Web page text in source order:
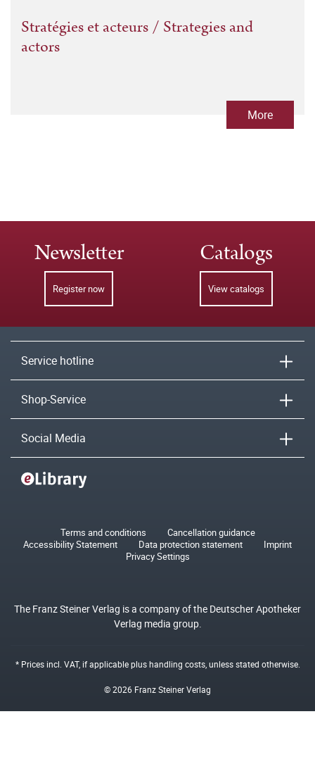
Stratégies et acteurs / Strategies and
actors
More
Newsletter
Register now
Catalogs
View catalogs
Service hotline
Shop-Service
Social Media
Terms and conditions
Cancellation guidance
Accessibility Statement
Data protection statement
Imprint
Privacy Settings
The Franz Steiner Verlag is a company of the Deutscher Apotheker
Verlag media group.
* Prices incl. VAT, if applicable plushandling costs, unless stated otherwise.
© 2026 Franz Steiner Verlag